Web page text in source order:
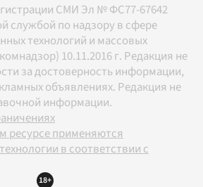
СМИ Эл № ФС77-67642
службой по надзору в сфере
технологий и массовых
10.11.2016 г. Редакция не
за достоверность информации,
объявлениях. Редакция не
информации.
ресурсе применяются
в соответствии с
18+